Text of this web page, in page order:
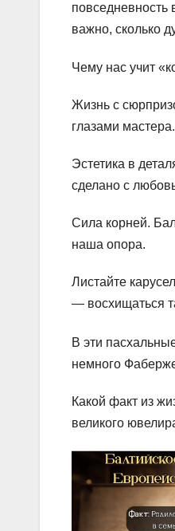
повседневность
важно, сколько
Чему нас учит
Жизнь с
глазами мастера.
Эстетика в
сделано с
Сила корней.
наша опора.
Листайте
— восхищаться
В эти
немного
Какой факт из
великого